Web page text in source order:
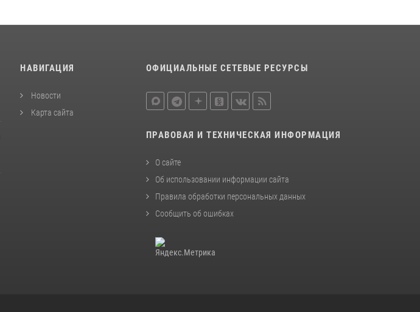
НАВИГАЦИЯ
Новости
Карта сайта
ОФИЦИАЛЬНЫЕ СЕТЕВЫЕ РЕСУРСЫ
ПРАВОВАЯ И ТЕХНИЧЕСКАЯ ИНФОРМАЦИЯ
О сайте
Об использовании информации сайта
Правила обработки персональных данных
Сообщить об ошибках